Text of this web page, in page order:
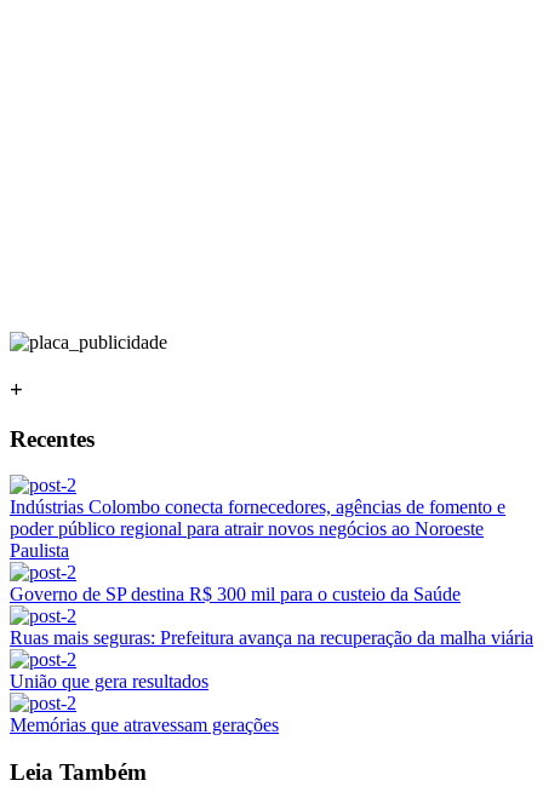
+
Recentes
Indústrias Colombo conecta fornecedores, agências de fomento e
poder público regional para atrair novos negócios ao Noroeste
Paulista
Governo de SP destina R$ 300 mil para o custeio da Saúde
Ruas mais seguras: Prefeitura avança na recuperação da malha viária
União que gera resultados
Memórias que atravessam gerações
Leia Também